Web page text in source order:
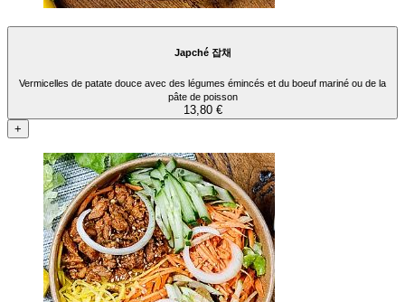
Japché 잡채
Vermicelles de patate douce avec des légumes émincés et du boeuf mariné ou de la
pâte de poisson
13,80 €
+